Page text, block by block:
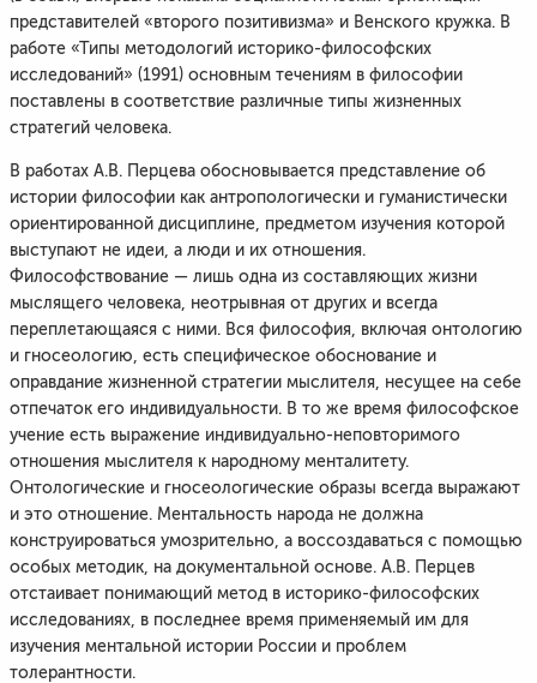
представителей «второго позитивизма» и Венского кружка. В
работе «Типы методологий историко-философских
исследований» (1991) основным течениям в философии
поставлены в соответствие различные типы жизненных
стратегий человека.
В работах А.В. Перцева обосновывается представление об
истории философии как антропологически и гуманистически
ориентированной дисциплине, предметом изучения которой
выступают не идеи, а люди и их отношения.
Философствование — лишь одна из составляющих жизни
мыслящего человека, неотрывная от других и всегда
переплетающаяся с ними. Вся философия, включая онтологию
и гносеологию, есть специфическое обоснование и
оправдание жизненной стратегии мыслителя, несущее на себе
отпечаток его индивидуальности. В то же время философское
учение есть выражение индивидуально-неповторимого
отношения мыслителя к народному менталитету.
Онтологические и гносеологические образы всегда выражают
и это отношение. Ментальность народа не должна
конструироваться умозрительно, а воссоздаваться с помощью
особых методик, на документальной основе. А.В. Перцев
отстаивает понимающий метод в историко-философских
исследованиях, в последнее время применяемый им для
изучения ментальной истории России и проблем
толерантности.